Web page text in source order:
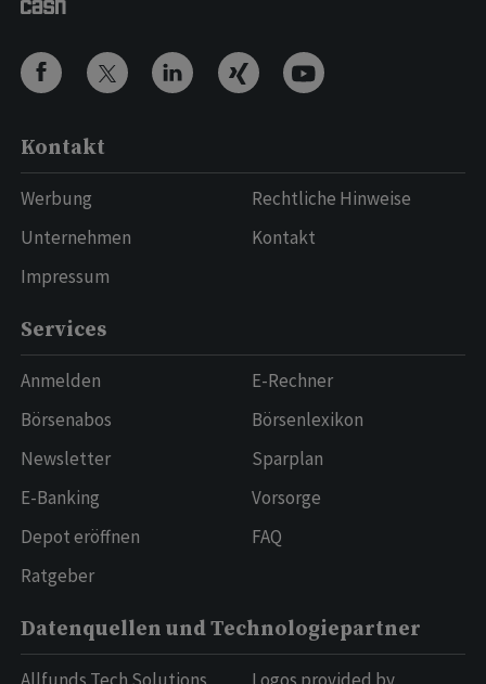
Kontakt
Werbung
Unternehmen
Impressum
Rechtliche Hinweise
Kontakt
Services
Anmelden
Börsenabos
Newsletter
E-Banking
Depot eröffnen
Ratgeber
E-Rechner
Börsenlexikon
Sparplan
Vorsorge
FAQ
Datenquellen und Technologiepartner